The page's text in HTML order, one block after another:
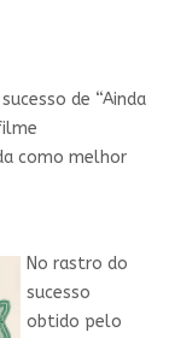
de “Ainda
como melhor
No rastro do
sucesso
obtido pelo